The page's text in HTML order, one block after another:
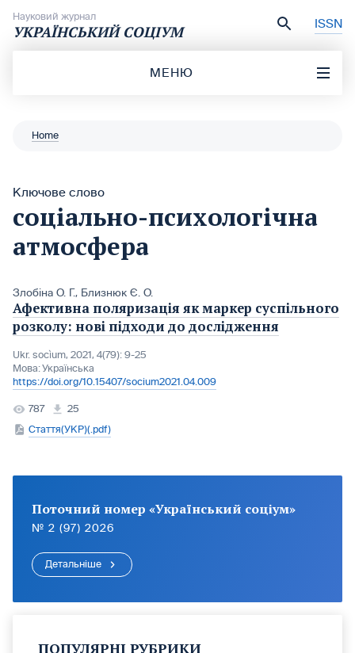
Науковий журнал
УКРАЇНСЬКИЙ СОЦІУМ ISSN
МЕНЮ
Home
Ключове слово
соціально-психологічна
атмосфера
Злобіна О. Г., Близнюк Є. О.
Афективна поляризація як маркер суспільного
розколу: нові підходи до дослідження
Ukr. socìum, 2021, 4(79): 9-25
Мова:Українська
https://doi.org/10.15407/socium2021.04.009
787
25
Стаття(УКР)(.pdf)
Поточний номер «Український соціум»
№ 2 (97) 2026
Детальніше
ПОПУЛЯРНІ РУБРИКИ